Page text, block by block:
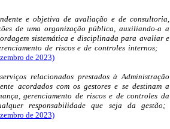
e objetiva de avaliação e de consultoria,
de uma organização pública, auxiliando-a a
sistemática e disciplinada para avaliar e
de riscos e de controles internos;
de 2023)
relacionados prestados à Administração
acordados com os gestores e se destinam a
gerenciamento de riscos e de controles da
responsabilidade que seja da gestão;
de 2023)